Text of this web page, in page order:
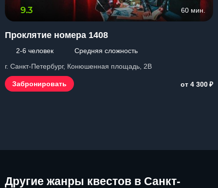
9.3 60 мин.
Проклятие номера 1408
2-6 человек
Средняя сложность
г. Санкт-Петербург, Конюшенная площадь, 2В
Забронировать от 4 300₽
Другие жанры квестов в Санкт-